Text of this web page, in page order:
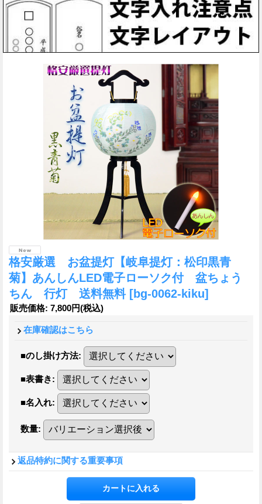
格安厳選 お盆提灯【岐阜提灯：松印黒青
菊】あんしんLED電子ローソク付 盆ちょう
ちん 行灯 送料無料 [bg-0062-kiku]
販売価格: 7,800円(税込)
在庫確認はこちら
■のし掛け方法:
■表書き:
■名入れ:
数量:
返品特約に関する重要事項